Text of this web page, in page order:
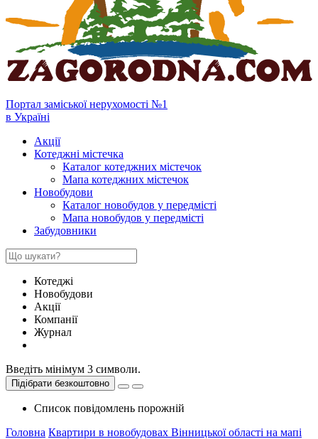
Портал заміської нерухомості №1
в Україні
Акції
Котеджні містечка
Каталог котеджних містечок
Мапа котеджних містечок
Новобудови
Каталог новобудов у передмісті
Мапа новобудов у передмісті
Забудовники
Котеджі
Новобудови
Акції
Компанії
Журнал
Введіть мінімум 3 символи.
Підібрати безкоштовно
Список повідомлень порожній
Головна Квартири в новобудовах Вінницької області на мапі